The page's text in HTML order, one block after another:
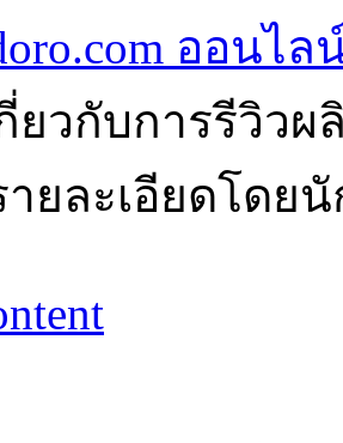
ออนไล
กี่ยวกับการรีวิว
ายละเอียดโดย